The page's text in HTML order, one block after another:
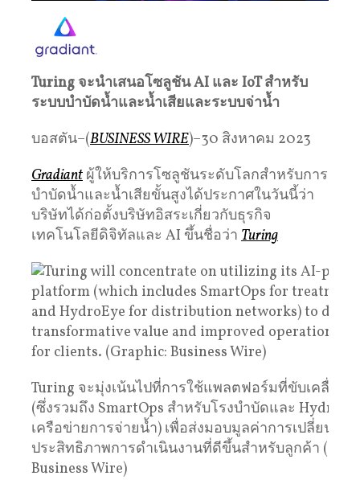
Turing จะนำเสนอโซลูชันAI และ IoTสำหรับ
ระบบบำบัดน้ำและน้ำเสียและระบบจ่าน้ำ
บอสตัน–(BUSINESS WIRE)–30 สิงหาคม 2023
Gradiant ผู้ให้บริการโซลูชันระดับโลกสำหรับการ
บำบัดน้ำและน้ำเสียขั้นสูงได้ประกาศในวันนี้ว่า
บริษัทได้ก่อตั้งบริษัทอิสระเกี่ยวกับธุรกิจ
เทคโนโลยีดิจิทัลและ AI ขึ้นชื่อว่า Turing
Turing จะมุ่งเน้นไปที่การใช้แพลตฟอร์มที่ขับเคลื่อน
(ซึ่งรวมถึง SmartOps สำหรับโรงบำบัดและ
เครือข่ายการจ่ายน้ำ) เพื่อส่งมอบมูลค่าการเปลี่ยนแป
ประสิทธิภาพการดำเนินงานที่ดีขึ้นสำหรับลูกค้า (กรา
Business Wire)